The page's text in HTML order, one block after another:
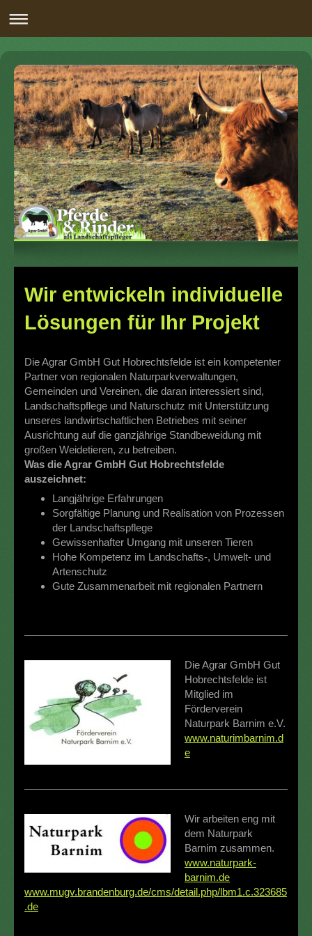
Wir entwickeln individuelle
Lösungen für Ihr Projekt
Die Agrar GmbH Gut Hobrechtsfelde ist ein kompetenter
Partner von regionalen Naturparkverwaltungen,
Gemeinden und Vereinen, die daran interessiert sind,
Landschaftspflege und Naturschutz mit Unterstützung
unseres landwirtschaftlichen Betriebes mit seiner
Ausrichtung auf die ganzjährige Standbeweidung mit
großen Weidetieren, zu betreiben.
Was die Agrar GmbH Gut Hobrechtsfelde
auszeichnet:
Langjährige Erfahrungen
Sorgfältige Planung und Realisation von Prozessen
der Landschaftspflege
Gewissenhafter Umgang mit unseren Tieren
Hohe Kompetenz im Landschafts-, Umwelt- und
Artenschutz
Gute Zusammenarbeit mit regionalen Partnern
Die Agrar GmbH Gut
Hobrechtsfelde ist
Mitglied im
Förderverein
Naturpark Barnim e.V.
www.naturimbarnim.d
e
Wir arbeiten eng mit
dem Naturpark
Barnim zusammen.
www.naturpark-
barnim.de
www.mugv.brandenburg.de/cms/detail.php/lbm1.c.323685
.de